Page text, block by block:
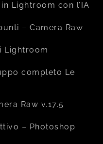
Lightroom con l’IA
– Camera Raw
Lightroom
completo Le
Raw v.17.5
– Photoshop